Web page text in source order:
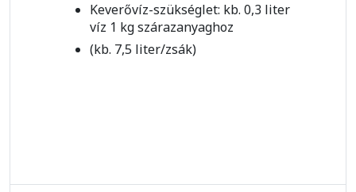
Keverővíz-szükséglet: kb. 0,3 liter
víz 1 kg szárazanyaghoz
(kb. 7,5 liter/zsák)